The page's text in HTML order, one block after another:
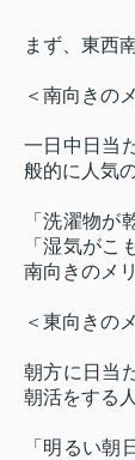
まず、東西
＜南向きの
一日中日当
般的に人気
「洗濯物が
「湿気がこ
南向きのメ
＜東向きの
朝方に日当
朝活をする
「明るい朝